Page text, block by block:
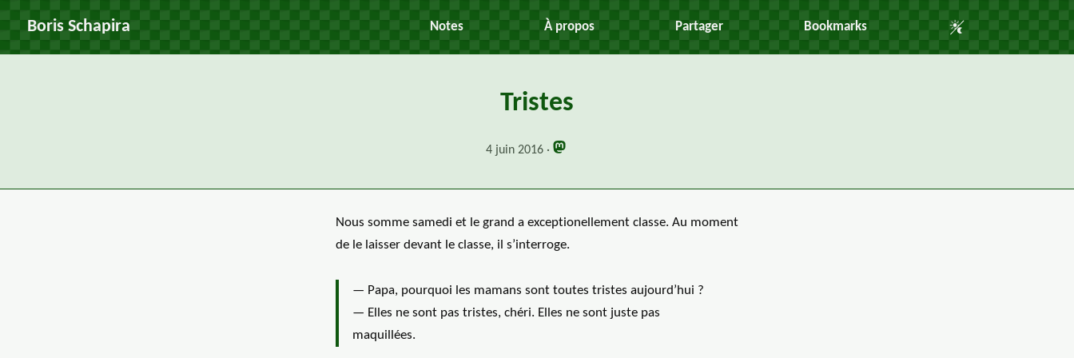
Boris Schapira Notes À propos Partager Bookmarks Auto Mode
Tristes
4 juin 2016
Nous somme samedi et le grand a exceptionellement classe. Au moment
de le laisser devant le classe, il s’interroge.
— Papa, pourquoi les mamans sont toutes tristes aujourd’hui ?
— Elles ne sont pas tristes, chéri. Elles ne sont juste pas
maquillées.